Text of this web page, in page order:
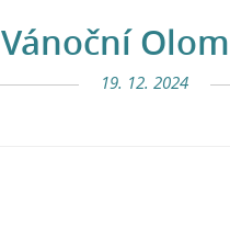
Vánoční
19. 12. 2024